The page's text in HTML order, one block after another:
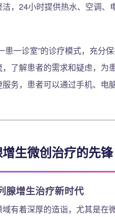
，24小时提供热水、空调
一诊室”的诊疗模式，充分
了解患者的需求和疑虑，为
务，患者可以通过手机、电
生微创治疗的先锋
腺增生治疗新时代
有着深厚的造诣，尤其是在